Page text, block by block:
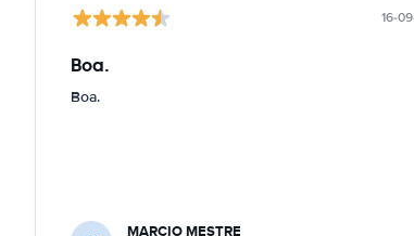
16-
Boa.
Boa.
MARCIO MESTRE